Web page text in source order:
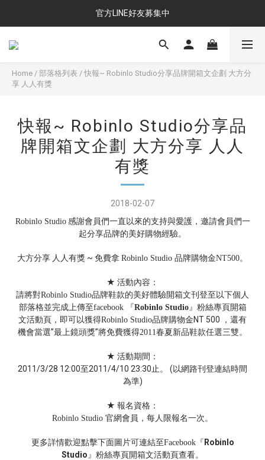
官方LINE好友募集中
Home / 部落格列表 / 快報~ Robinlo Studio分享品牌開箱文企劃 大方分
享 人人有獎
快報~ Robinlo Studio分享品
牌開箱文企劃 大方分享 人人
有獎
2018-02-07
Robinlo Studio感謝會員們一直以來的支持與愛護，邀請會員們一
起分享品牌的美好購物經驗。
大方分享 人人有獎 ~ 免費拿 Robinlo Studio 品牌購物金NT500。
★ 活動內容：
請將對Robinlo Studio品牌鞋款的美好體驗開箱文刊登至以下個人
部落格並完成上傳至facebook 『Robinlo Studio』粉絲專頁開箱
文活動頁，即可以獲得Robinlo Studio品牌購物金NT 500 ， 還有
機會當選”最上鏡頭獎”將免費獲得2011春夏新品鞋款任選三雙。
★ 活動期間：
2011/3/28 12:00至2011/4/10 23:30止 。 (以網路刊登連結時間
為準)
★ 報名資格：
Robinlo Studio 官網會員，每人限報名一次。
更多詳情歡迎點擊下面圖片可連結至Facebook『 Robinlo
Studio 』 粉絲專頁開箱文活動頁查看。